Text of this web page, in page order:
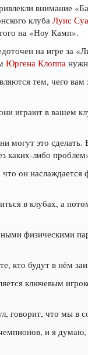
внимание
клубаЛуис
на «Ноу Камп».
на игре за
Юргена Клоппа
тем, чего
играют в вашем
могут это
каких-либо
он
в клубах, а
физическими
кто будут в нём
ключевым
говорит, что мы в
и я